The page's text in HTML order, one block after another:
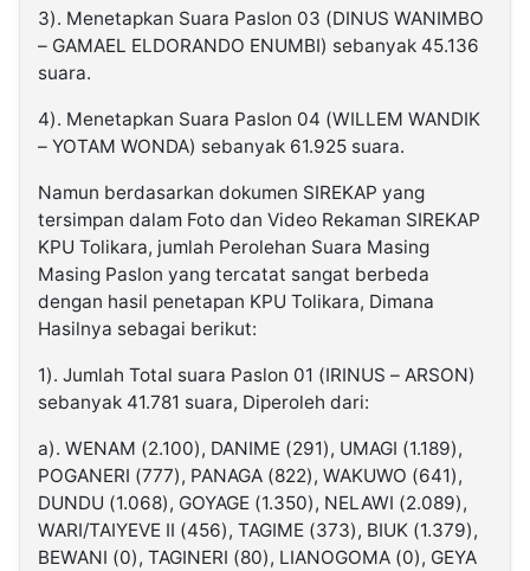
3). Menetapkan Suara Paslon 03 (DINUS WANIMBO
– GAMAEL ELDORANDO ENUMBI) sebanyak 45.136
suara.
4). Menetapkan Suara Paslon 04 (WILLEM WANDIK
– YOTAM WONDA) sebanyak 61.925 suara.
Namun berdasarkan dokumen SIREKAP yang
tersimpan dalam Foto dan Video Rekaman SIREKAP
KPU Tolikara, jumlah Perolehan Suara Masing
Masing Paslon yang tercatat sangat berbeda
dengan hasil penetapan KPU Tolikara, Dimana
Hasilnya sebagai berikut:
1). Jumlah Total suara Paslon 01 (IRINUS – ARSON)
sebanyak 41.781 suara, Diperoleh dari:
a). WENAM (2.100), DANIME (291), UMAGI (1.189),
POGANERI (777), PANAGA (822), WAKUWO (641),
DUNDU (1.068), GOYAGE (1.350), NELAWI (2.089),
WARI/TAIYEVE II (456), TAGIME (373), BIUK (1.379),
BEWANI (0), TAGINERI (80), LIANOGOMA (0), GEYA